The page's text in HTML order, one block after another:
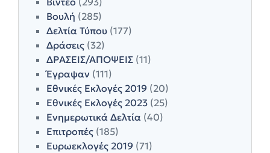
Βουλή (285)
Δελτία Τύπου (177)
Δράσεις (32)
ΔΡΑΣΕΙΣ/ΑΠΟΨΕΙΣ (11)
Έγραψαν (111)
Εθνικές Εκλογές 2019 (20)
Εθνικές Εκλογές 2023 (25)
Ενημερωτικά Δελτία (40)
Επιτροπές (185)
Ευρωεκλογές 2019 (71)